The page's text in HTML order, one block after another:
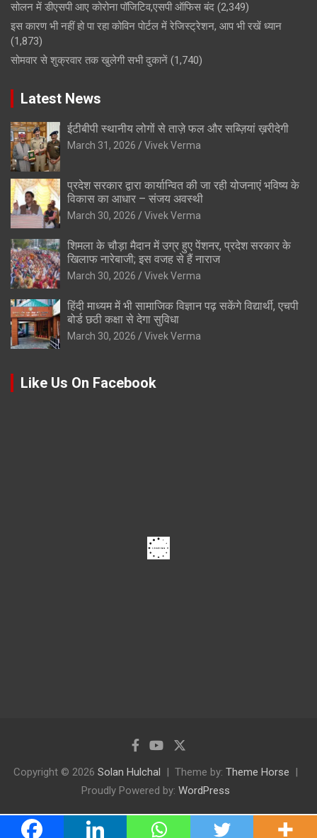
सोलन में डीएसपी आए कोरोना पॉजिटिव,एसपी ऑफिस बंद (2,349)
इस कारण भी नहीं हो पा रहा कोविन पोर्टल में रेजिस्ट्रेशन, आप भी रखें ध्यान
(1,873)
सोमवार से शुक्रवार तक खुलेगी सभी दुकानें (1,740)
Latest News
ईटीबीपी स्थानीय लोगों से ताज़े फल और सब्ज़ियां ख़रीदेगी
March 31, 2026 Vivek Verma
प्रदेश सरकार द्वारा कार्यान्वित की जा रही योजनाएं भविष्य के
विकास का आधार – संजय अवस्थी
March 30, 2026 Vivek Verma
शिमला के चौड़ा मैदान में उग्र हुए पेंशनर, प्रदेश सरकार के
खिलाफ नारेबाजी; इस वजह से हैं नाराज
March 30, 2026 Vivek Verma
हिंदी माध्यम में भी सामाजिक विज्ञान पढ़ सकेंगे विद्यार्थी, एचपी
बोर्ड छठी कक्षा से देगा सुविधा
March 30, 2026 Vivek Verma
Like Us On Facebook
Copyright © 2026 Solan Hulchal Theme by: Theme Horse
Proudly Powered by: WordPress